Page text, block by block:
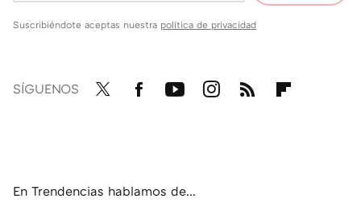
Suscribiéndote aceptas nuestra política de privacidad
SÍGUENOS
En Trendencias hablamos de...